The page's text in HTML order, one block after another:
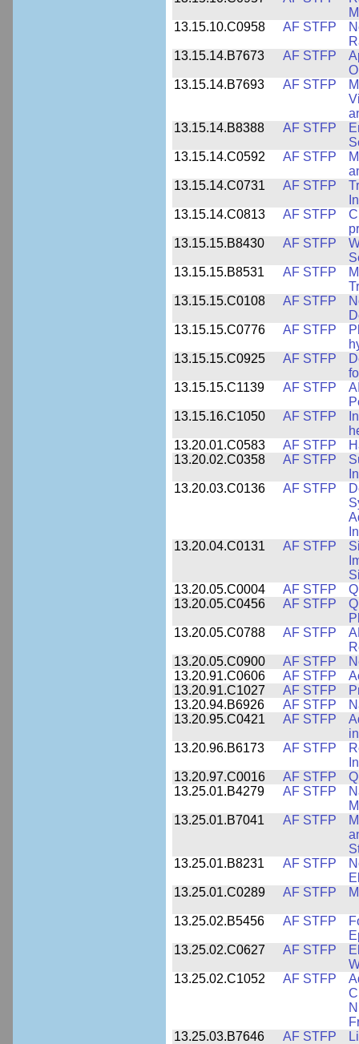
13.15.10.C0958
AF STFP
13.15.14.B7673
AF STFP
13.15.14.B7693
AF STFP
13.15.14.B8388
AF STFP
13.15.14.C0592
AF STFP
13.15.14.C0731
AF STFP
13.15.14.C0813
AF STFP
13.15.15.B8430
AF STFP
13.15.15.B8531
AF STFP
13.15.15.C0108
AF STFP
13.15.15.C0776
AF STFP
13.15.15.C0925
AF STFP
13.15.15.C1139
AF STFP
13.15.16.C1050
AF STFP
13.20.01.C0583
AF STFP
13.20.02.C0358
AF STFP
13.20.03.C0136
AF STFP
13.20.04.C0131
AF STFP
13.20.05.C0004
AF STFP
13.20.05.C0456
AF STFP
13.20.05.C0788
AF STFP
13.20.05.C0900
AF STFP
13.20.91.C0606
AF STFP
13.20.91.C1027
AF STFP
13.20.94.B6926
AF STFP
13.20.95.C0421
AF STFP
13.20.96.B6173
AF STFP
13.20.97.C0016
AF STFP
13.25.01.B4279
AF STFP
13.25.01.B7041
AF STFP
13.25.01.B8231
AF STFP
13.25.01.C0289
AF STFP
13.25.02.B5456 AF STFP
13.25.02.C0627
AF STFP
13.25.02.C1052
AF STFP
13.25.03.B7646
AF STFP